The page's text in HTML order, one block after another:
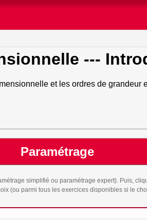
---
et les ordres de grandeur
Paramétrage
simplifié ou paramétrage expert). Puis,
(ou parmi tous les exercices disponibles si le